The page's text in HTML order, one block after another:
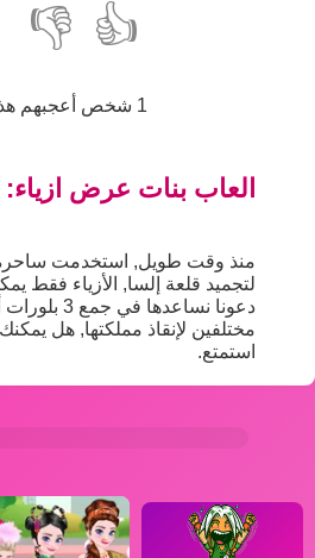
👍
👎
1 شخص أعجبهم هذه اللعبة، انضم إليهم!
العاب بنات عرض ازياء:
منذ وقت طويل, استخدمت
لتجميد قلعة إلسا, الأزياء فقط
مختلفين لإنقاذ مملكتها, هل
استمتع.